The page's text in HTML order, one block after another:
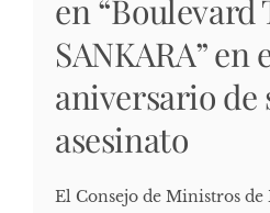
en “Boulevard
SANKARA” en
aniversario de
asesinato
El Consejo de Ministros